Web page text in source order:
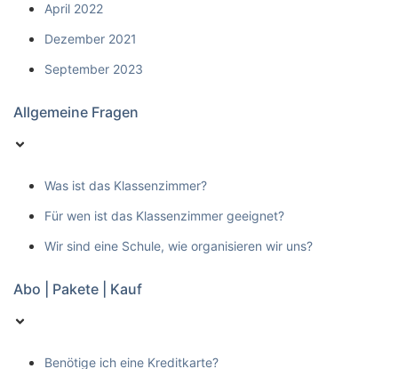
April 2022
Dezember 2021
September 2023
Allgemeine Fragen
Was ist das Klassenzimmer?
Für wen ist das Klassenzimmer geeignet?
Wir sind eine Schule, wie organisieren wir uns?
Abo | Pakete | Kauf
Benötige ich eine Kreditkarte?